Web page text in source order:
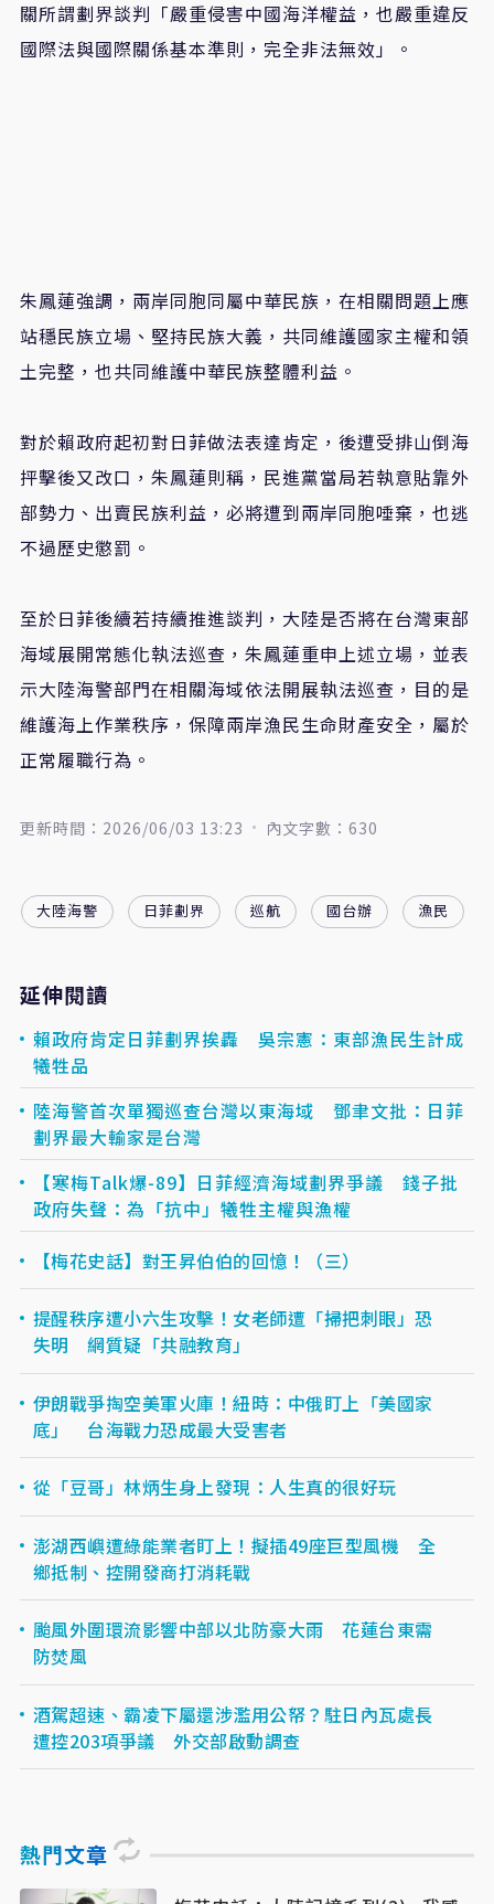
關所謂劃界談判「嚴重侵害中國海洋權益，也嚴重違反
國際法與國際關係基本準則，完全非法無效」。
朱鳳蓮強調，兩岸同胞同屬中華民族，在相關問題上應
站穩民族立場、堅持民族大義，共同維護國家主權和領
土完整，也共同維護中華民族整體利益。
對於賴政府起初對日菲做法表達肯定，後遭受排山倒海
抨擊後又改口，朱鳳蓮則稱，民進黨當局若執意貼靠外
部勢力、出賣民族利益，必將遭到兩岸同胞唾棄，也逃
不過歷史懲罰。
至於日菲後續若持續推進談判，大陸是否將在台灣東部
海域展開常態化執法巡查，朱鳳蓮重申上述立場，並表
示大陸海警部門在相關海域依法開展執法巡查，目的是
維護海上作業秩序，保障兩岸漁民生命財產安全，屬於
正常履職行為。
更新時間：2026/06/03 13:23 內文字數：630
大陸海警 日菲劃界 巡航 國台辦 漁民
延伸閱讀
賴政府肯定日菲劃界挨轟 吳宗憲：東部漁民生計成
犧牲品
陸海警首次單獨巡查台灣以東海域 鄧聿文批：日菲
劃界最大輸家是台灣
【寒梅Talk爆-89】日菲經濟海域劃界爭議 錢子批
政府失聲：為「抗中」犧牲主權與漁權
【梅花史話】對王昇伯伯的回憶！（三）
提醒秩序遭小六生攻擊！女老師遭「掃把刺眼」恐
失明 網質疑「共融教育」
伊朗戰爭掏空美軍火庫！紐時：中俄盯上「美國家
底」 台海戰力恐成最大受害者
從「豆哥」林炳生身上發現：人生真的很好玩
澎湖西嶼遭綠能業者盯上！擬插49座巨型風機 全
鄉抵制、控開發商打消耗戰
颱風外圍環流影響中部以北防豪大雨 花蓮台東需
防焚風
酒駕超速、霸凌下屬還涉濫用公帑？駐日內瓦處長
遭控203項爭議 外交部啟動調查
熱門文章